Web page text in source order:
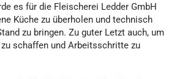
es für die Fleischerei Ledder GmbH
Küche zu überholen und technisch
zu bringen. Zu guter Letzt auch, um
schaffen und Arbeitsschritte zu